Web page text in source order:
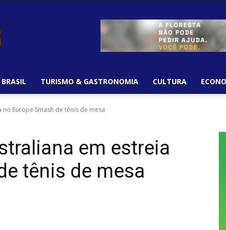
BRASIL TURISMO & GASTRONOMIA CULTURA
Europe Smash de tênis de mesa
em estreia
tênis de mesa